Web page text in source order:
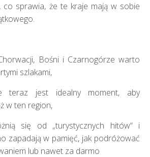
co sprawia, że te kraje mają w sobie
Bośni i Czarnogórze warto
szlakami,
teraz jest idealny moment, aby
w ten region,
się od „turystycznych hitów“ і
zapadają w pamięć, jak podróżować
lub nawet za darmo